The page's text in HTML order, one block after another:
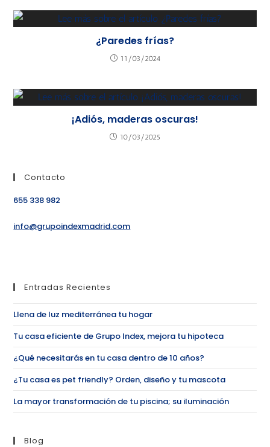
¿Paredes frías?
11/03/2024
¡Adiós, maderas oscuras!
10/03/2025
Contacto
655 338 982
info@grupoindexmadrid.com
Entradas Recientes
Llena de luz mediterránea tu hogar
Tu casa eficiente de Grupo Index, mejora tu hipoteca
¿Qué necesitarás en tu casa dentro de 10 años?
¿Tu casa es pet friendly? Orden, diseño y tu mascota
La mayor transformación de tu piscina; su iluminación
Blog